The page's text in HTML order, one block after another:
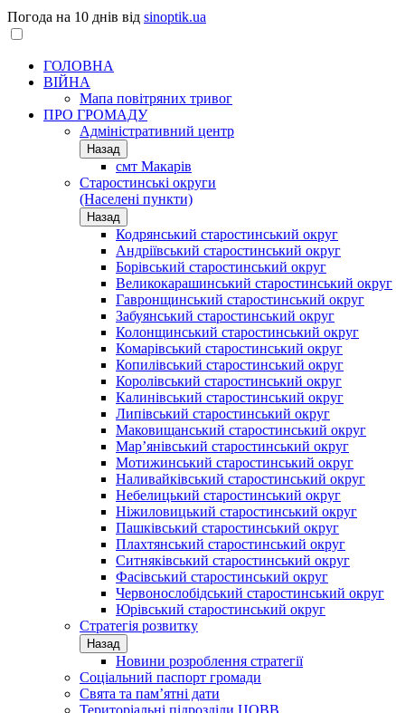
Погода на 10 днів від sinoptik.ua
ГОЛОВНА
ВІЙНА
Мапа повітряних тривог
ПРО ГРОМАДУ
Aдміністративний центр
Назад
смт Макарів
Старостинські округи
(Населені пункти)
Назад
Кодрянський старостинський округ
Андріївський старостинський округ
Борівський старостинський округ
Великокарашинський старостинський округ
Гавронщинський старостинський округ
Забуянський старостинський округ
Колонщинський старостинський округ
Комарівський старостинський округ
Копилівський старостинський округ
Королівський старостинський округ
Калинівський старостинський округ
Липівський старостинський округ
Маковищанський старостинський округ
Мар’янівський старостинський округ
Мотижинський старостинський округ
Наливайківський старостинський округ
Небелицький старостинський округ
Ніжиловицький старостинський округ
Пашківський старостинський округ
Плахтянський старостинський округ
Ситняківський старостинський округ
Фасівський старостинський округ
Червонослобідський старостинський округ
Юрівський старостинський округ
Стратегія розвитку
Назад
Новини розроблення стратегії
Соціальний паспорт громади
Свята та пам’ятні дати
Територіальні підрозділи ЦОВВ